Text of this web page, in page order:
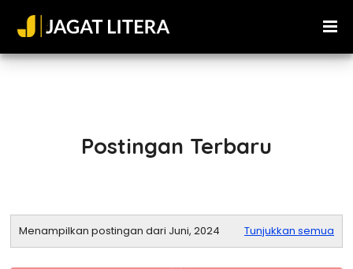
Postingan Terbaru
Menampilkan postingan dari Juni, 2024 Tunjukkan semua